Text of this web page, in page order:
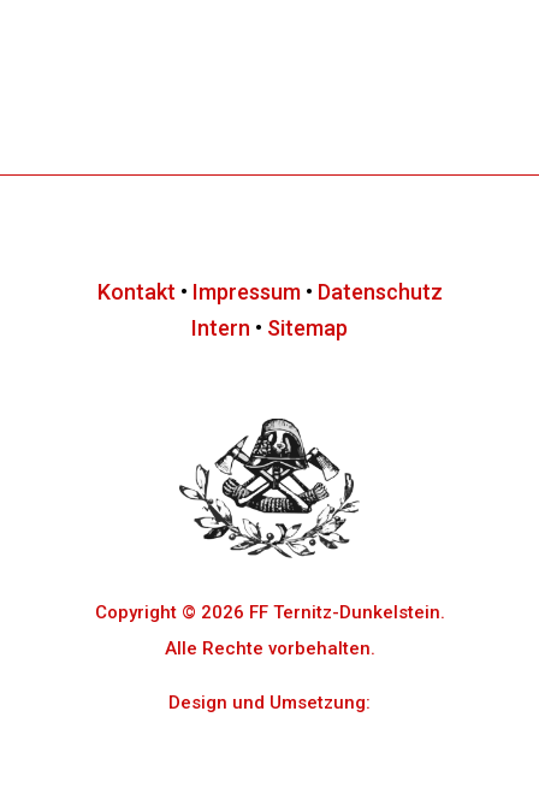
Kontakt • Impressum • Datenschutz
Intern • Sitemap
Copyright © 2026 FF Ternitz-Dunkelstein.
Alle Rechte vorbehalten.
Design und Umsetzung: